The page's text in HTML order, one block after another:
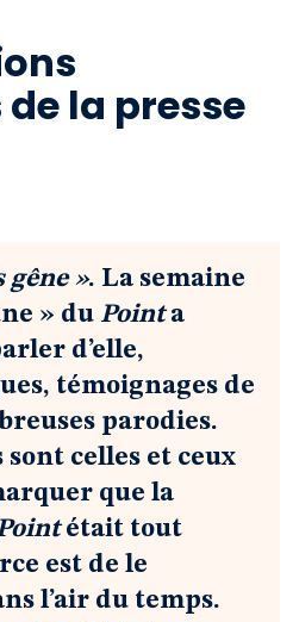
Boutique
la presse
gêne ». La semaine
» du Pointa
d’elle,
témoignages de
parodies.
celles et ceux
que la
était tout
est de le
l’air du temps.